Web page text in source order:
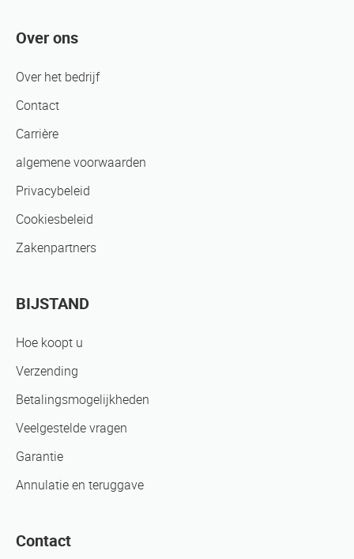
Over ons
Over het bedrijf
Contact
Carrière
algemene voorwaarden
Privacybeleid
Cookiesbeleid
Zakenpartners
BIJSTAND
Hoe koopt u
Verzending
Betalingsmogelijkheden
Veelgestelde vragen
Garantie
Annulatie en teruggave
Contact